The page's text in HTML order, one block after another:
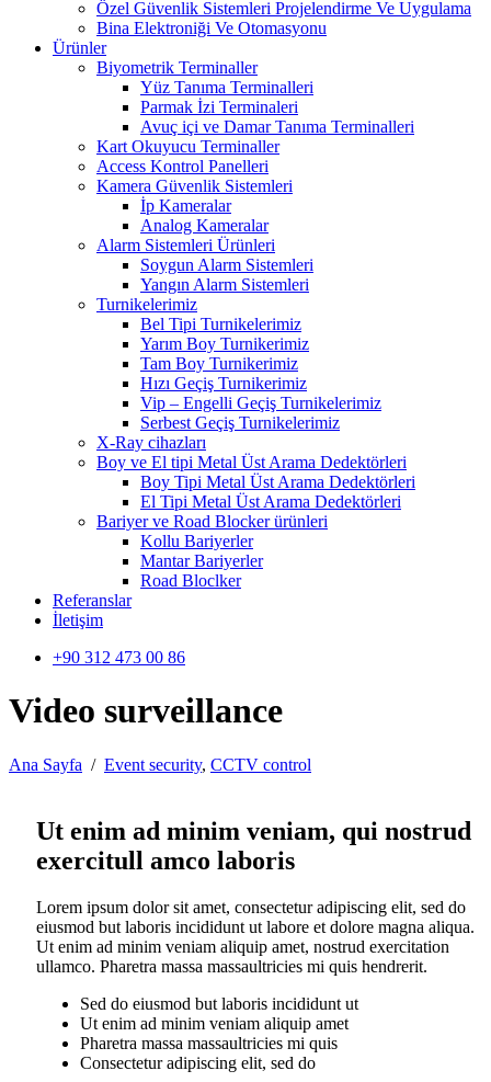
Özel Güvenlik Sistemleri Projelendirme Ve Uygulama
Bina Elektroniği Ve Otomasyonu
Ürünler
Biyometrik Terminaller
Yüz Tanıma Terminalleri
Parmak İzi Terminaleri
Avuç içi ve Damar Tanıma Terminalleri
Kart Okuyucu Terminaller
Access Kontrol Panelleri
Kamera Güvenlik Sistemleri
İp Kameralar
Analog Kameralar
Alarm Sistemleri Ürünleri
Soygun Alarm Sistemleri
Yangın Alarm Sistemleri
Turnikelerimiz
Bel Tipi Turnikelerimiz
Yarım Boy Turnikerimiz
Tam Boy Turnikerimiz
Hızı Geçiş Turnikerimiz
Vip – Engelli Geçiş Turnikelerimiz
Serbest Geçiş Turnikelerimiz
X-Ray cihazları
Boy ve El tipi Metal Üst Arama Dedektörleri
Boy Tipi Metal Üst Arama Dedektörleri
El Tipi Metal Üst Arama Dedektörleri
Bariyer ve Road Blocker ürünleri
Kollu Bariyerler
Mantar Bariyerler
Road Bloclker
Referanslar
İletişim
+90 312 473 00 86
Video surveillance
Ana Sayfa / Event security, CCTV control
Ut enim ad minim veniam, qui nostrud
exercitull amco laboris
Lorem ipsum dolor sit amet, consectetur adipiscing elit, sed do
eiusmod but laboris incididunt ut labore et dolore magna aliqua.
Ut enim ad minim veniam aliquip amet, nostrud exercitation
ullamco. Pharetra massa massaultricies mi quis hendrerit.
Sed do eiusmod but laboris incididunt ut
Ut enim ad minim veniam aliquip amet
Pharetra massa massaultricies mi quis
Consectetur adipiscing elit, sed do